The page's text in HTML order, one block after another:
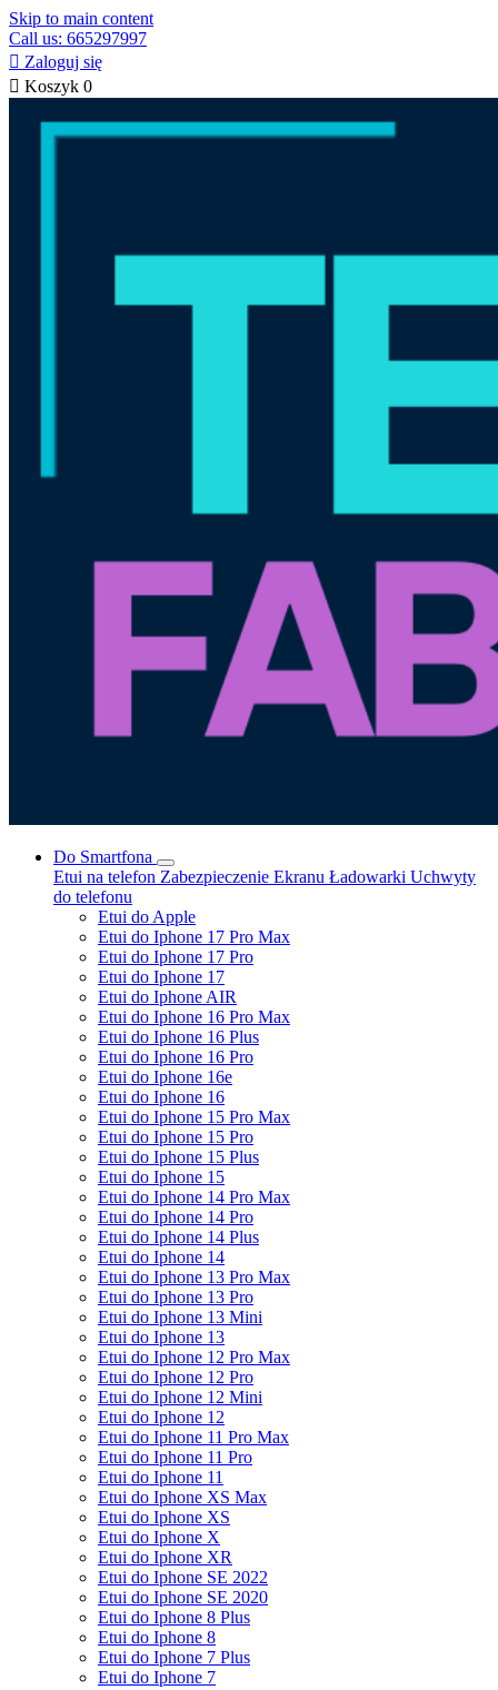
Skip to main content
Call us: 665297997
 Zaloguj się
 Koszyk 0
Do Smartfona
Etui na telefon Zabezpieczenie Ekranu Ładowarki Uchwyty
do telefonu
Etui do Apple
Etui do Iphone 17 Pro Max
Etui do Iphone 17 Pro
Etui do Iphone 17
Etui do Iphone AIR
Etui do Iphone 16 Pro Max
Etui do Iphone 16 Plus
Etui do Iphone 16 Pro
Etui do Iphone 16e
Etui do Iphone 16
Etui do Iphone 15 Pro Max
Etui do Iphone 15 Pro
Etui do Iphone 15 Plus
Etui do Iphone 15
Etui do Iphone 14 Pro Max
Etui do Iphone 14 Pro
Etui do Iphone 14 Plus
Etui do Iphone 14
Etui do Iphone 13 Pro Max
Etui do Iphone 13 Pro
Etui do Iphone 13 Mini
Etui do Iphone 13
Etui do Iphone 12 Pro Max
Etui do Iphone 12 Pro
Etui do Iphone 12 Mini
Etui do Iphone 12
Etui do Iphone 11 Pro Max
Etui do Iphone 11 Pro
Etui do Iphone 11
Etui do Iphone XS Max
Etui do Iphone XS
Etui do Iphone X
Etui do Iphone XR
Etui do Iphone SE 2022
Etui do Iphone SE 2020
Etui do Iphone 8 Plus
Etui do Iphone 8
Etui do Iphone 7 Plus
Etui do Iphone 7